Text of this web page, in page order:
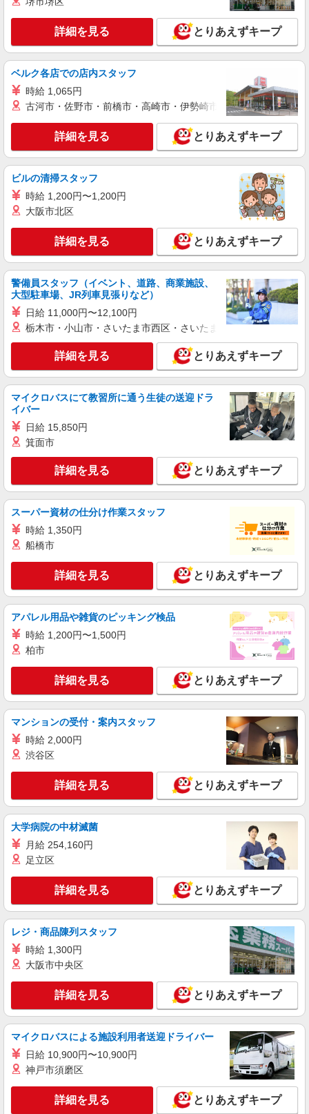
契約社員
スマホ携帯販売【ソフトバンク】
月給231500円〜256500円（経験・能力によ
る） ※上記金額に時間外手当/インセンティブが加
算 ・賞与あり・時間外手当あり（平均残業時間：
10h/月）・地域手当/職能手当あり・Workstyle支
援金（4000円/月）あり・実績によりインセンティ
ブあり ★交通費別途支給（規定あり） ゜+゜・。
○。・゜+゜・。○。・゜+゜ 入社祝い金10万円支
給(規定有) お友達を紹介頂くと, インセンティブ支
給(規定有) ゜・。○。・゜+゜・。○。・゜+゜
詳細を見る
株式会社シエロ
スマホ携帯販売【エーユー】
月給259200円〜300000円（経験・能力によ
る） ※研修期間6か月・時給1500円〜 ※残業代支
○。・゜+゜・。○。・゜+゜ 入社祝い金10万円支
給(規定有) お友達を紹介頂くと, インセンティブ支
給(規定有) ゜・。○。・゜+゜・。○。・゜+゜
キープ 詳細を見る
派遣社員
株式会社シエロ
【エーユー】の店舗スタッフ
月給195000円〜235000円（経験・能力によ
る） ※給与幅は経験・スキルによる 交通費全額支
給 賞与有※業績連動性 制服貸与 社会保険完備 車
通勤可能 ゜+゜・。○。・゜+゜・。○。・゜+゜
入社祝い金10万円支給(規定有) お友達を紹介頂く
と, インセンティブ支給(規定有) ゜・。○。・゜
山口県宇部市のauショップ
キープ 詳細を見る
紹介予定派遣
株式会社シエロ
時給1400円〜1500円（経験・能力による） ※
残業代支給 ★交通費別途支給（規定あり） ゜
万円支給(規定有) お友達を紹介頂くと, インセンテ
ィブ支給(規定有) ★月2回払い・週払い可能（規程
有）★ ゜・。○。・゜+゜・。○。・゜+゜
山口県宇部市の家電量販店
キープ 詳細を見る
紹介予定派遣
株式会社シエロ
スマホ携帯販売【ソフトバンク】
時給1400円〜1450円（経験・能力による） ※
残業代支給 ★交通費別途支給（規定あり） ゜
+゜・。○。・゜+゜・。○。・゜+゜ 入社祝い金10
有）★ ゜・。○。・゜+゜・。○。・゜+゜
山口県宇部市の家電量販店
詳細を見る
紹介予定派遣
株式会社シエロ
【UQモバイル】人気機種に詳しくなれる携帯
月給195000円〜235000円（経験・能力によ
る） ★賞与有※業績連動性 ※残業代支給 ★交通
費全額支給 ゜+゜・。○。・゜+゜・。○。・゜+゜
入社祝い金10万円支給(規定有) お友達を紹介頂く
と, インセンティブ支給(規定有) ゜・。○。・゜
+゜・。○。・゜+゜
山口県宇部市のUQスポット
キープ 詳細を見る
派遣社員
株式会社シエロ
【au】人気機種に詳しくなれる携帯販売
月給195000円〜235000円（経験・能力によ
る） 交通費全額支給 賞与有※業績連動性 制服貸
与 社会保険完備 車通勤可能 ゜+゜・。○。・゜
+゜・。○。・゜+゜ 入社祝い金10万円支給(規定
有) ゜・。○。・゜+゜・。○。・゜+゜
山口県宇部市のauショップ
キープ 詳細を見る
スマホ携帯販売【ドコモ】
時給1500円〜 ※残業代支給 ★交通費別途支給
（規定あり） ゜+゜・。○。・゜+゜・。○。・゜
+゜ 入社祝い金10万円支給(規定有) お友達を紹介
頂くと, インセンティブ支給(規定有) ★月2回払
い・週払い可能（規程有）★ ゜・。○。・゜
+゜・。○。・゜+゜
キープ 詳細を見る
詳細を見る とりあえずキープ
ベルク各店での店内スタッフ
時給 1,065円
古河市・佐野市・前橋市・高崎市・伊勢崎市・太田市・館林市
詳細を見る とりあえずキープ
ビルの清掃スタッフ
時給 1,200円〜1,200円
大阪市北区
詳細を見る とりあえずキープ
警備員スタッフ（イベント、道路、商業施設、
大型駐車場、JR列車見張りなど）
日給 11,000円〜12,100円
栃木市・小山市・さいたま市西区・さいたま市岩槻区・久喜市・
詳細を見る とりあえずキープ
マイクロバスにて教習所に通う生徒の送迎ドラ
イバー
日給 15,850円
箕面市
詳細を見る とりあえずキープ
スーパー資材の仕分け作業スタッフ
時給 1,350円
船橋市
詳細を見る とりあえずキープ
アパレル用品や雑貨のピッキング検品
時給 1,200円〜1,500円
柏市
詳細を見る とりあえずキープ
マンションの受付・案内スタッフ
時給 2,000円
渋谷区
詳細を見る とりあえずキープ
大学病院の中材滅菌
月給 254,160円
足立区
詳細を見る とりあえずキープ
レジ・商品陳列スタッフ
時給 1,300円
大阪市中央区
詳細を見る とりあえずキープ
マイクロバスによる施設利用者送迎ドライバー
日給 10,900円〜10,900円
神戸市須磨区
詳細を見る とりあえずキープ